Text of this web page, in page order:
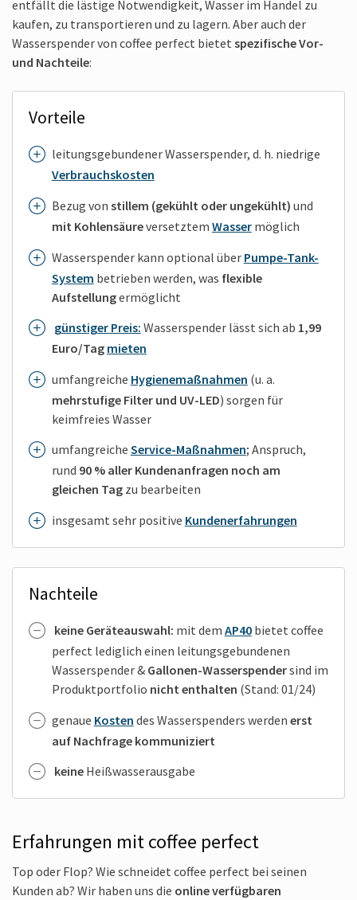
entfällt die lästige Notwendigkeit, Wasser im Handel zu
kaufen, zu transportieren und zu lagern. Aber auch der
Wasserspender von coffee perfect bietet spezifische Vor-
und Nachteile:
Vorteile
leitungsgebundener Wasserspender, d. h. niedrige
Verbrauchskosten
Bezug von stillem (gekühlt oder ungekühlt) und
mit Kohlensäureversetztem Wassermöglich
Wasserspender kann optional über Pumpe-Tank-
System betrieben werden, was flexible
Aufstellungermöglicht
günstiger Preis: Wasserspender lässt sich ab 1,99
Euro/Tag mieten
umfangreiche Hygienemaßnahmen (u. a.
mehrstufige Filter und UV-LED) sorgen für
keimfreies Wasser
umfangreiche Service-Maßnahmen; Anspruch,
rund 90 % aller Kundenanfragen noch am
gleichen Tagzu bearbeiten
insgesamt sehr positive Kundenerfahrungen
Nachteile
keine Geräteauswahl: mit dem AP40bietet coffee
perfect lediglich einen leitungsgebundenen
Wasserspender & Gallonen-Wasserspendersind im
Produktportfolio nicht enthalten (Stand: 01/24)
genaue Kosten des Wasserspenders werden erst
auf Nachfrage kommuniziert
keineHeißwasserausgabe
Erfahrungen mit coffee perfect
Top oder Flop? Wie schneidet coffee perfect bei seinen
Kunden ab? Wir haben uns die online verfügbaren